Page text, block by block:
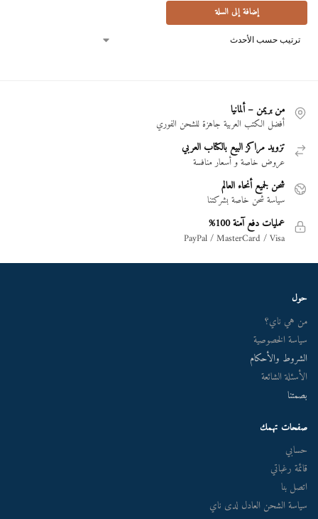
إضافة إلى السلة
من بريمن – ألمانيا
أفضل الكتب العربية جاهزة للشحن الفوري
تزويد مراكز البيع بالكتاب العربي
عروض خاصة و أسعار منافسة
شحن لجميع أنحاء العالم
سياسة شحن خاصة بشركتنا
عمليات دفع آمنة 100%
PayPal / MasterCard / Visa
حول
من هي ناي؟
سياسة الخصوصية
الشروط والأحكام
الأسئلة الشائعة
بصمتنا
صفحات تهمك
حسابي
قائمة رغباتي
اتصل بنا
سياسة الشحن العادل لدى ناي